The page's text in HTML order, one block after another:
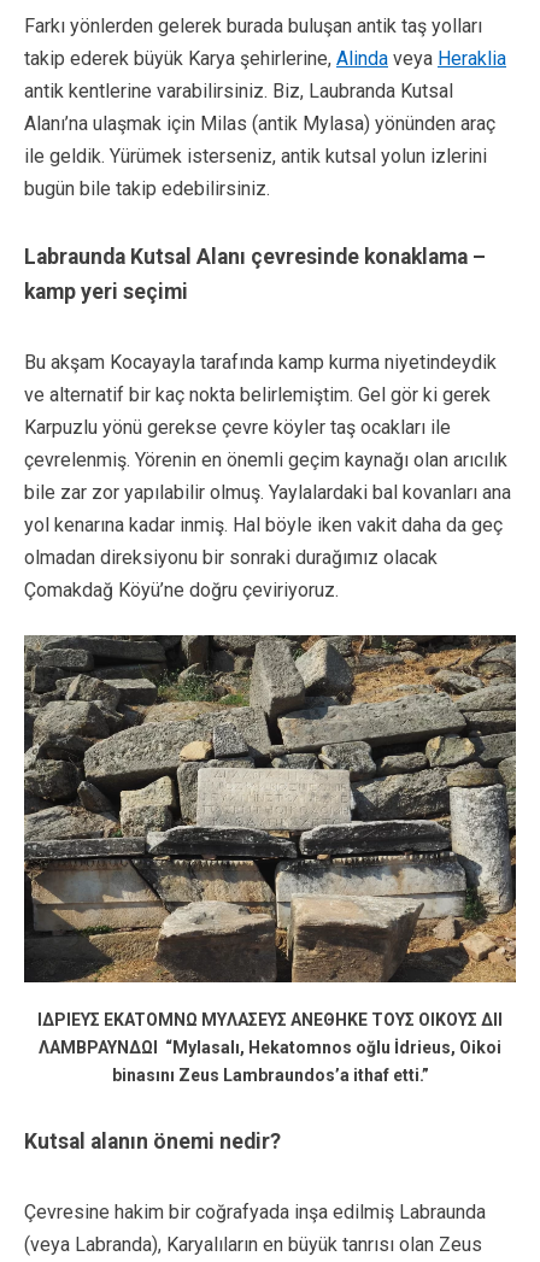
Farkı yönlerden gelerek burada buluşan antik taş yolları
takip ederek büyük Karya şehirlerine, Alinda veya Heraklia
antik kentlerine varabilirsiniz. Biz, Laubranda Kutsal
Alanı’na ulaşmak için Milas (antik Mylasa) yönünden araç
ile geldik. Yürümek isterseniz, antik kutsal yolun izlerini
bugün bile takip edebilirsiniz.
Labraunda Kutsal Alanı çevresinde konaklama –
kamp yeri seçimi
Bu akşam Kocayayla tarafında kamp kurma niyetindeydik
ve alternatif bir kaç nokta belirlemiştim. Gel gör ki gerek
Karpuzlu yönü gerekse çevre köyler taş ocakları ile
çevrelenmiş. Yörenin en önemli geçim kaynağı olan arıcılık
bile zar zor yapılabilir olmuş. Yaylalardaki bal kovanları ana
yol kenarına kadar inmiş. Hal böyle iken vakit daha da geç
olmadan direksiyonu bir sonraki durağımız olacak
Çomakdağ Köyü’ne doğru çeviriyoruz.
IΔPIEYΣ EKATOMNΩ MYΛAΣEYΣ ANEΘHKE TOYΣ OIKOYΣ ΔII
ΛAMBPAYNΔΩI “Mylasalı, Hekatomnos oğlu İdrieus, Oikoi
binasını Zeus Lambraundos’a ithaf etti.”
Kutsal alanın önemi nedir?
Çevresine hakim bir coğrafyada inşa edilmiş Labraunda
(veya Labranda), Karyalıların en büyük tanrısı olan Zeus